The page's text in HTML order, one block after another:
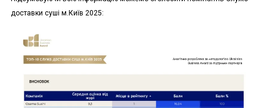
доставки суші м.Київ 2025: